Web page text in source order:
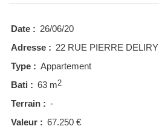
Date : 26/06/20
Adresse : 22 RUE PIERRE DELIRY
Type : Appartement
Bati : 63 m2
Terrain : -
Valeur : 67.250 €